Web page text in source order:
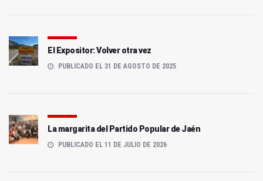
El Expositor: Volver otra vez
PUBLICADO EL 31 DE AGOSTO DE 2025
La margarita del Partido Popular de Jaén
PUBLICADO EL 11 DE JULIO DE 2026